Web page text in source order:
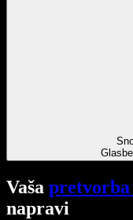
Vaša pretvorba
napravi